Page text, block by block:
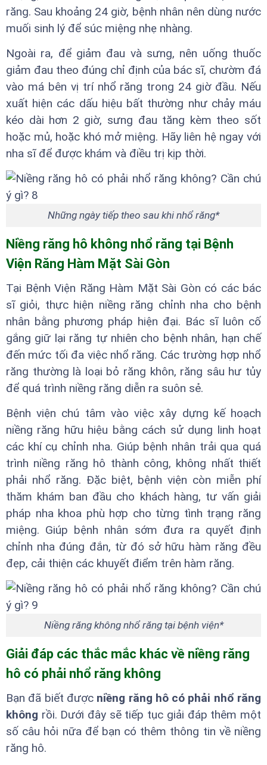
răng. Sau khoảng 24 giờ, bệnh nhân nên dùng nước
muối sinh lý để súc miệng nhẹ nhàng.
Ngoài ra, để giảm đau và sưng, nên uống thuốc
giảm đau theo đúng chỉ định của bác sĩ, chườm đá
vào má bên vị trí nhổ răng trong 24 giờ đầu. Nếu
xuất hiện các dấu hiệu bất thường như chảy máu
kéo dài hơn 2 giờ, sưng đau tăng kèm theo sốt
hoặc mủ, hoặc khó mở miệng. Hãy liên hệ ngay với
nha sĩ để được khám và điều trị kịp thời.
Những ngày tiếp theo sau khi nhổ răng*
Niềng răng hô không nhổ răng tại Bệnh
Viện Răng Hàm Mặt Sài Gòn
Tại Bệnh Viện Răng Hàm Mặt Sài Gòn có các bác
sĩ giỏi, thực hiện niềng răng chỉnh nha cho bệnh
nhân bằng phương pháp hiện đại. Bác sĩ luôn cố
gắng giữ lại răng tự nhiên cho bệnh nhân, hạn chế
đến mức tối đa việc nhổ răng. Các trường hợp nhổ
răng thường là loại bỏ răng khôn, răng sâu hư tủy
để quá trình niềng răng diễn ra suôn sẻ.
Bệnh viện chú tâm vào việc xây dựng kế hoạch
niềng răng hữu hiệu bằng cách sử dụng linh hoạt
các khí cụ chỉnh nha. Giúp bệnh nhân trải qua quá
trình niềng răng hô thành công, không nhất thiết
phải nhổ răng. Đặc biệt, bệnh viện còn miễn phí
thăm khám ban đầu cho khách hàng, tư vấn giải
pháp nha khoa phù hợp cho từng tình trạng răng
miệng. Giúp bệnh nhân sớm đưa ra quyết định
chỉnh nha đúng đắn, từ đó sở hữu hàm răng đều
đẹp, cải thiện các khuyết điểm trên hàm răng.
Niềng răng không nhổ răng tại bệnh viện*
Giải đáp các thắc mắc khác về niềng răng
hô có phải nhổ răng không
Bạn đã biết được niềng răng hô có phải nhổ răng
không rồi. Dưới đây sẽ tiếp tục giải đáp thêm một
số câu hỏi nữa để bạn có thêm thông tin về niềng
răng hô.